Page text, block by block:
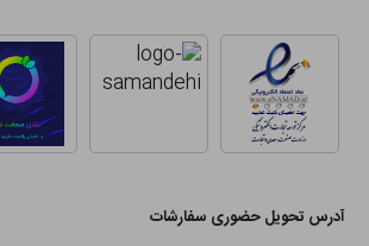
آدرس تحویل حضوری سفارشات